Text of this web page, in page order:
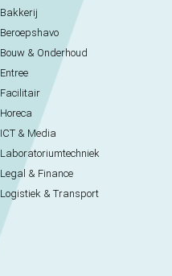
Bakkerij
Beroepshavo
Bouw & Onderhoud
Entree
Facilitair
Horeca
ICT & Media
Laboratoriumtechniek
Legal & Finance
Logistiek & Transport